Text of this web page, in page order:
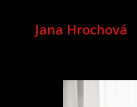
Jana Hrochová
MEZZOSOPRANO